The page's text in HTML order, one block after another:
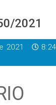
2021
2021